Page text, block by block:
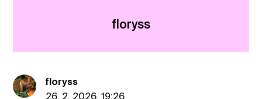
floryss
floryss
26. 2. 2026, 19:26